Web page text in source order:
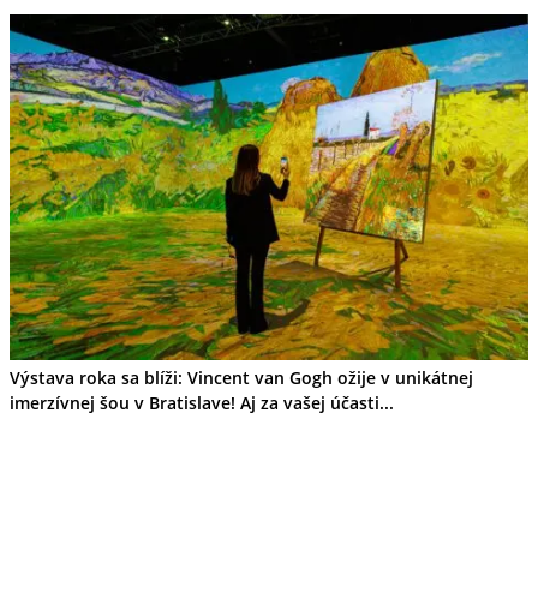
Výstava roka sa blíži: Vincent van Gogh ožije v unikátnej
imerzívnej šou v Bratislave! Aj za vašej účasti...